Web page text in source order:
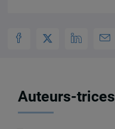
Auteurs-trices